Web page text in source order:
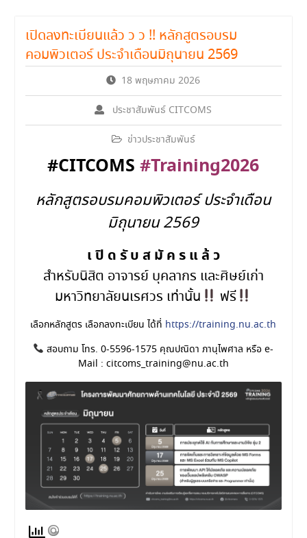
เปิดลงทะเบียนแล้ว ว ว !! หลักสูตรอบรม
คอมพิวเตอร์ ประจำเดือนมิถุนายน 2569
18 พฤษภาคม 2026
ประชาสัมพันธ์ CITCOMS
ข่าวประชาสัมพันธ์
#CITCOMS #Training2026
หลักสูตรอบรมคอมพิวเตอร์ ประจำเดือน
มิถุนายน 2569
เ ปิ ด รั บ ส มั ค ร แ ล้ ว
สำหรับนิสิต อาจารย์ บุคลากร และศิษย์เก่า
มหาวิทยาลัยนเรศวร เท่านั้น
ฟรี
เลือกหลักสูตร เลือกลงทะเบียน ได้ที่ https://training.nu.ac.th
สอบถาม โทร. 0-5596-1575 คุณปณิดา ภานุไพศาล หรือ e-
Mail : citcoms_training@nu.ac.th